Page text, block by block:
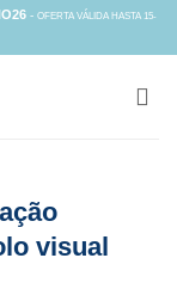
- OFERTA VÁLIDA HASTA 15-
visual